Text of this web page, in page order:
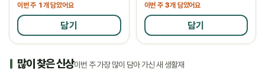
이번 주 1개 담았어요
담기
이번 주 3개 담았어요
담기
많이 찾은 신상이번 주 가장 많이 담아 가신 새 생활재